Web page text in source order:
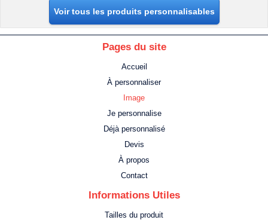
Voir tous les produits personnalisables
Pages du site
Accueil
À personnaliser
Image
Je personnalise
Déjà personnalisé
Devis
À propos
Contact
Informations Utiles
Tailles du produit